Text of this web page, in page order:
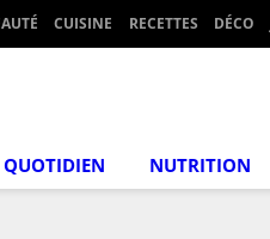
CUISINE RECETTES DÉCO
QUOTIDIEN NUTRITION